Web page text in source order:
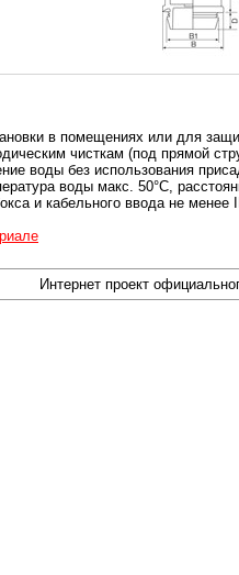
в помещениях или для
чисткам (под прямой
воды без использования
воды макс. 50°С,
и кабельного ввода не менее
Интернет проект